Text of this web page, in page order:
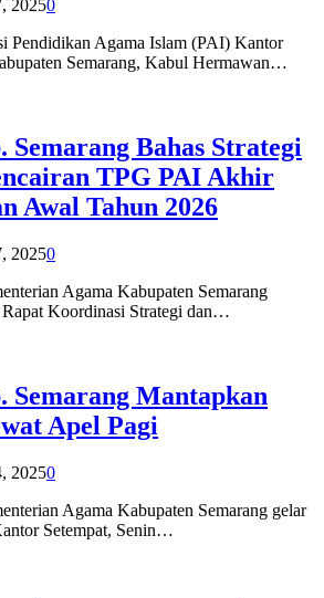
20250
Pendidikan Agama Islam (PAI) Kantor
Semarang, Kabul Hermawan…
Semarang Bahas Strategi
TPG PAI Akhir
Awal Tahun 2026
20250
Agama Kabupaten Semarang
Koordinasi Strategi dan…
Semarang Mantapkan
Apel Pagi
20250
Agama Kabupaten Semarang gelar
Setempat, Senin…